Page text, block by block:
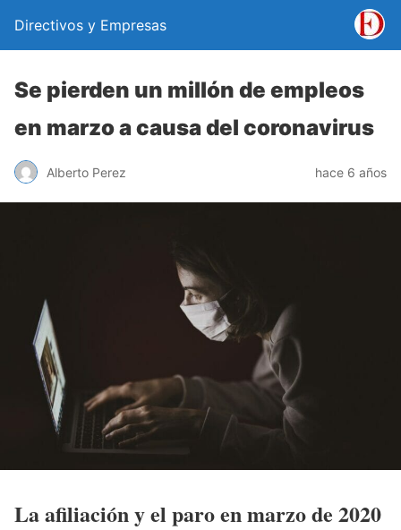
Directivos y Empresas
Se pierden un millón de empleos
en marzo a causa del coronavirus
Alberto Perez hace 6 años
La afiliación y el paro en marzo de 2020